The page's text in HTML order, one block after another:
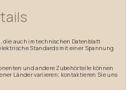
die auch im technischen Datenblatt
Standards mit einer Spannung
und andere Zubehörteile können
Länder variieren; kontaktieren Sie uns